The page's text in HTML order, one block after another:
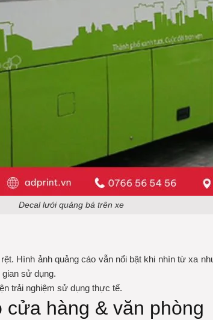
Decal lưới quảng bá trên xe
Hình ảnh quảng cáo vẫn nổi bật khi nhìn từ xa
sử dụng.
trải nghiệm sử dụng thực tế.
hàng & văn phòng